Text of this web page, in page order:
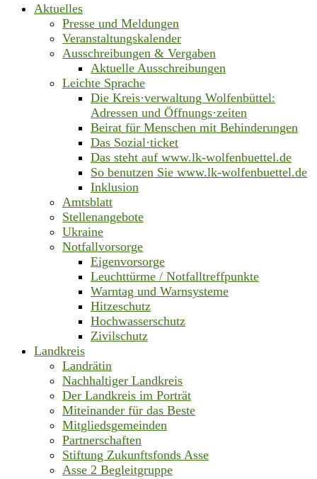
Aktuelles
Presse und Meldungen
Veranstaltungskalender
Ausschreibungen & Vergaben
Aktuelle Ausschreibungen
Leichte Sprache
Die Kreis·verwaltung Wolfenbüttel:
Adressen und Öffnungs·zeiten
Beirat für Menschen mit Behinderungen
Das Sozial·ticket
Das steht auf www.lk-wolfenbuettel.de
So benutzen Sie www.lk-wolfenbuettel.de
Inklusion
Amtsblatt
Stellenangebote
Ukraine
Notfallvorsorge
Eigenvorsorge
Leuchttürme / Notfalltreffpunkte
Warntag und Warnsysteme
Hitzeschutz
Hochwasserschutz
Zivilschutz
Landkreis
Landrätin
Nachhaltiger Landkreis
Der Landkreis im Porträt
Miteinander für das Beste
Mitgliedsgemeinden
Partnerschaften
Stiftung Zukunftsfonds Asse
Asse 2 Begleitgruppe